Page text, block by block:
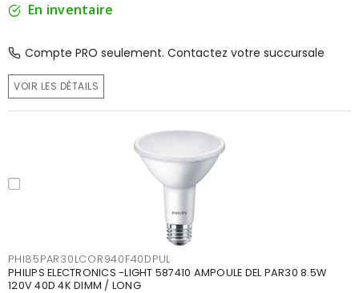
En inventaire
Compte PRO seulement. Contactez votre succursale
VOIR LES DÉTAILS
PHI85PAR30LCOR940F40DPUL
PHILIPS ELECTRONICS -LIGHT 587410 AMPOULE DEL PAR30 8.5W
120V 40D 4K DIMM / LONG